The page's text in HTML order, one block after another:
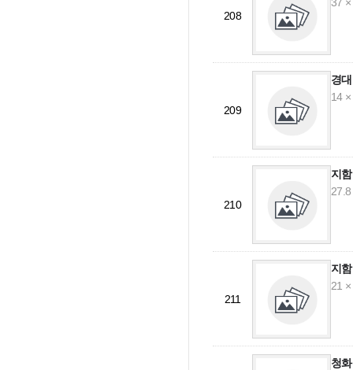
208
209
경
14
210
지
211
지
21
청